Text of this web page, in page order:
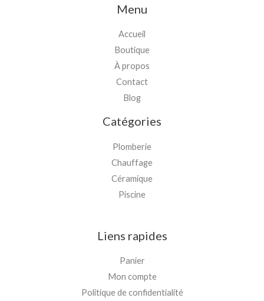
Menu
Accueil
Boutique
À propos
Contact
Blog
Catégories
Plomberie
Chauffage
Céramique
Piscine
Liens rapides
Panier
Mon compte
Politique de confidentialité